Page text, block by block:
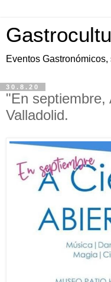
Eventos
30.8.20
"En septiembre,
Valladolid.